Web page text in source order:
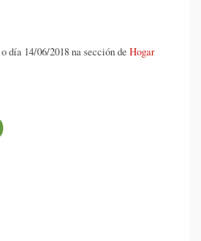
o día 14/06/2018 na sección de Hogar